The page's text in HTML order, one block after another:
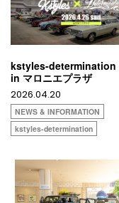
kstyles-determination
in マロニエプラザ
2026.04.20
NEWS & INFORMATION
kstyles-determination